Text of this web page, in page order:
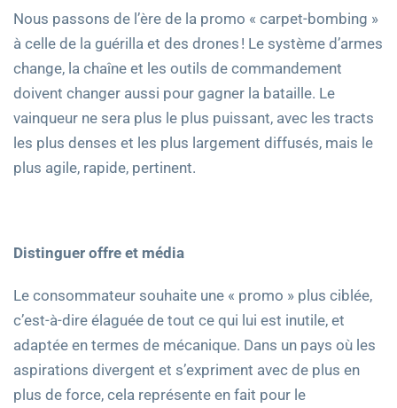
Nous passons de l’ère de la promo « carpet-bombing »
à celle de la guérilla et des drones ! Le système d’armes
change, la chaîne et les outils de commandement
doivent changer aussi pour gagner la bataille. Le
vainqueur ne sera plus le plus puissant, avec les tracts
les plus denses et les plus largement diffusés, mais le
plus agile, rapide, pertinent.
Distinguer offre et média
Le consommateur souhaite une « promo » plus ciblée,
c’est-à-dire élaguée de tout ce qui lui est inutile, et
adaptée en termes de mécanique. Dans un pays où les
aspirations divergent et s’expriment avec de plus en
plus de force, cela représente en fait pour le